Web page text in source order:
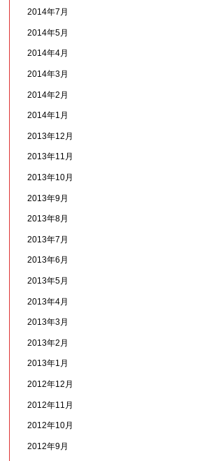
2014年7月
2014年5月
2014年4月
2014年3月
2014年2月
2014年1月
2013年12月
2013年11月
2013年10月
2013年9月
2013年8月
2013年7月
2013年6月
2013年5月
2013年4月
2013年3月
2013年2月
2013年1月
2012年12月
2012年11月
2012年10月
2012年9月